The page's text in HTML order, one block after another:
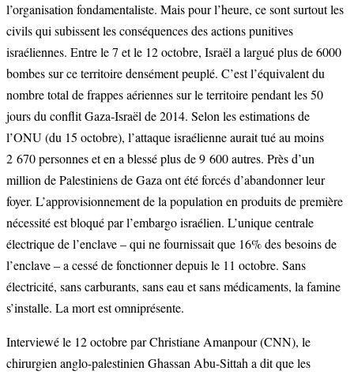
l’organisation fondamentaliste. Mais pour l’heure, ce sont surtout les
civils qui subissent les conséquences des actions punitives
israéliennes. Entre le 7 et le 12 octobre, Israël a largué plus de 6000
bombes sur ce territoire densément peuplé. C’est l’équivalent du
nombre total de frappes aériennes sur le territoire pendant les 50
jours du conflit Gaza-Israël de 2014. Selon les estimations de
l’ONU (du 15 octobre), l’attaque israélienne aurait tué au moins
2 670 personnes et en a blessé plus de 9 600 autres. Près d’un
million de Palestiniens de Gaza ont été forcés d’abandonner leur
foyer. L’approvisionnement de la population en produits de première
nécessité est bloqué par l’embargo israélien. L’unique centrale
électrique de l’enclave – qui ne fournissait que 16% des besoins de
l’enclave – a cessé de fonctionner depuis le 11 octobre. Sans
électricité, sans carburants, sans eau et sans médicaments, la famine
s’installe. La mort est omniprésente.
Interviewé le 12 octobre par Christiane Amanpour (CNN), le
chirurgien anglo-palestinien Ghassan Abu-Sittah a dit que les